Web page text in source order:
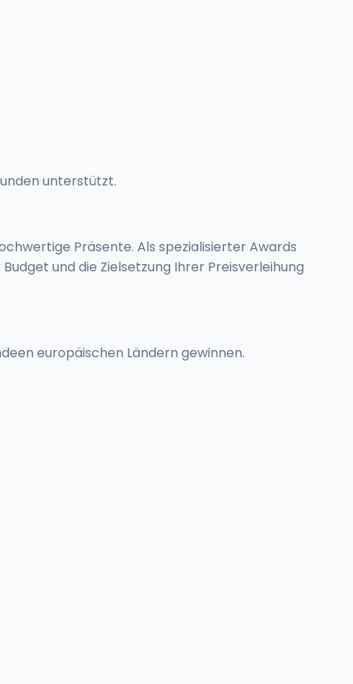
unterstützt.
Präsente. Als spezialisierter Awards
und die Zielsetzung Ihrer Preisverleihung
europäischen Ländern gewinnen.